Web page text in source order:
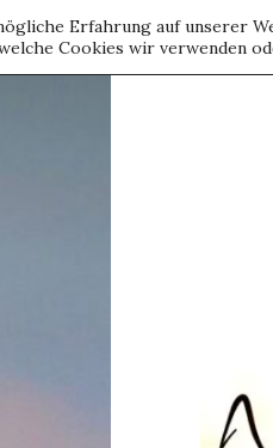
Erfahrung auf unserer
Cookies wir verwenden